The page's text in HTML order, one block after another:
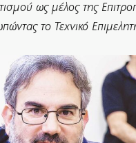
ως μέλος της
το Τεχνικό